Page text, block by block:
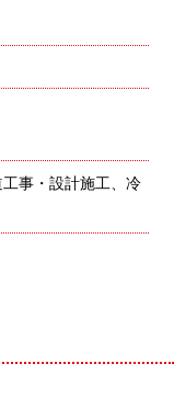
事・設計施工、冷